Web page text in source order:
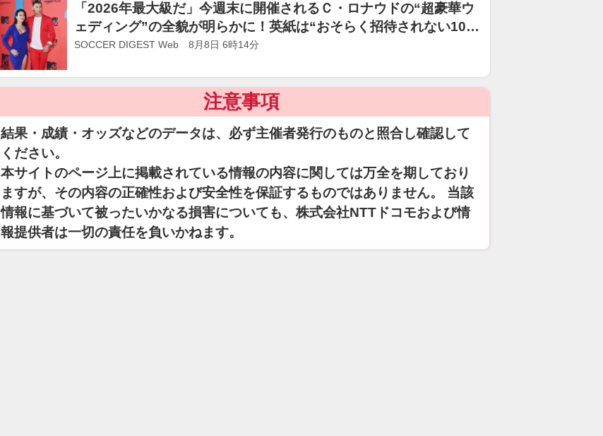
「2026年最大級だ」今週末に開催されるＣ・ロナウドの“超豪華ウ
ェディング”の全貌が明らかに！英紙は“おそらく招待されない10
名”を発表
SOCCER DIGEST Web 8月8日 6時14分
注意事項
結果・成績・オッズなどのデータは、必ず主催者発行のものと照合し確認して
ください。
本サイトのページ上に掲載されている情報の内容に関しては万全を期しており
ますが、その内容の正確性および安全性を保証するものではありません。 当該
情報に基づいて被ったいかなる損害についても、株式会社NTTドコモおよび情
報提供者は一切の責任を負いかねます。